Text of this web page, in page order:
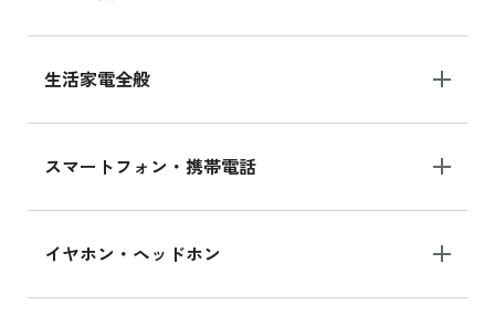
生活家電全般
スマートフォン・携帯電話
イヤホン・ヘッドホン